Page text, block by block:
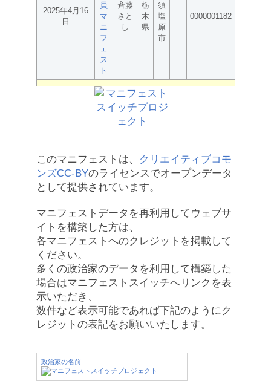
2025年4月16
日
員
マ
ニ
フ
ェ
ス
ト
斉藤
さと
し
栃
木
県
須
塩
原
市
0000001182
このマニフェストは、
クリエイティブコモ
ンズCC-BYのライセンスでオープンデータ
として提供されています。
マニフェストデータを再利用してウェブサ
イトを構築した方は、
各マニフェストへのクレジットを掲載して
ください。
多くの政治家のデータを利用して構築した
場合はマニフェストスイッチへリンクを表
示いただき、
数件など表示可能であれば下記のようにク
レジットの表記をお願いいたします。
政治家の名前